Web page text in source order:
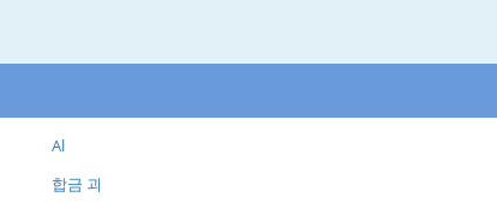
Al
합금 괴